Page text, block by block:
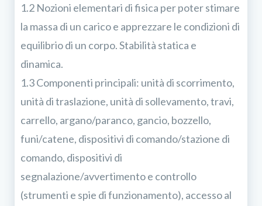
1.2 Nozioni elementari di fisica per poter stimare
la massa di un carico e apprezzare le condizioni di
equilibrio di un corpo. Stabilità statica e
dinamica.
1.3 Componenti principali: unità di scorrimento,
unità di traslazione, unità di sollevamento, travi,
carrello, argano/paranco, gancio, bozzello,
funi/catene, dispositivi di comando/stazione di
comando, dispositivi di
segnalazione/avvertimento e controllo
(strumenti e spie di funzionamento), accesso al